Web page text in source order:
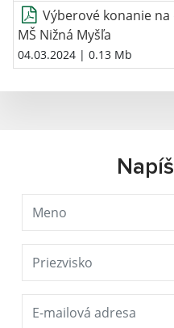
Výberové konanie
MŠ Nižná Myšľa
04.03.2024 | 0.13 Mb